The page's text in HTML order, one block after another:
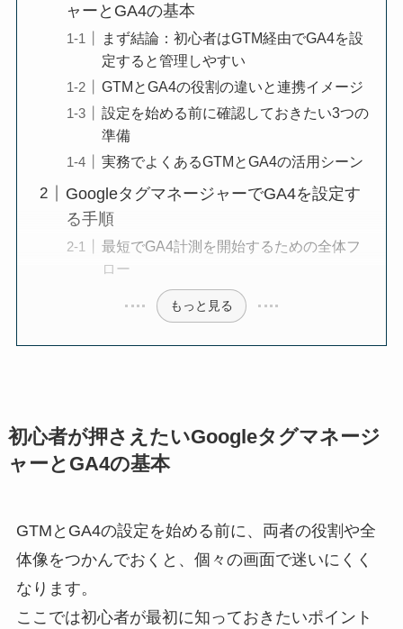
ャーとGA4の基本
まず結論：初心者はGTM経由でGA4を設
定すると管理しやすい
GTMとGA4の役割の違いと連携イメージ
設定を始める前に確認しておきたい3つの
準備
実務でよくあるGTMとGA4の活用シーン
GoogleタグマネージャーでGA4を設定す
る手順
最短でGA4計測を開始するための全体フ
ロー
もっと見る
初心者が押さえたいGoogleタグマネージ
ャーとGA4の基本
GTMとGA4の設定を始める前に、両者の役割や全
体像をつかんでおくと、個々の画面で迷いにくく
なります。
ここでは初心者が最初に知っておきたいポイント